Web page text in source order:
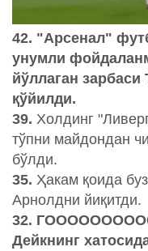
42. "Арсенал"
унумли
йўллаган
қўйилди.
39. Холдинг
тўпни майдондан
бўлди.
35. Ҳакам қоида
Арнолдни йиқитди.
32.
Дейкнинг